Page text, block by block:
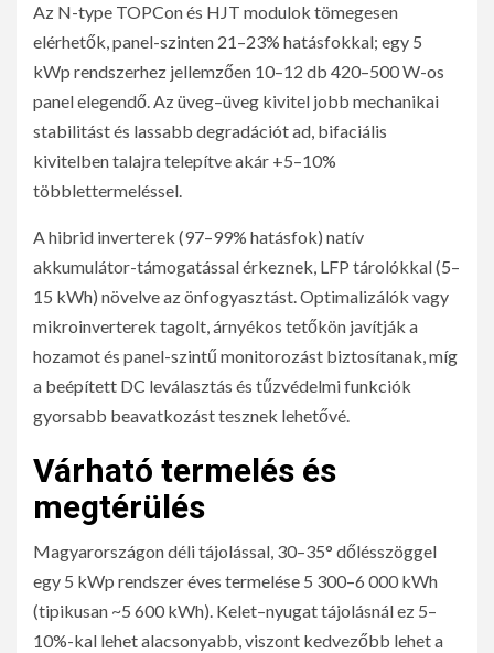
Az N-type TOPCon és HJT modulok tömegesen
elérhetők, panel-szinten 21–23% hatásfokkal; egy 5
kWp rendszerhez jellemzően 10–12 db 420–500 W-os
panel elegendő. Az üveg–üveg kivitel jobb mechanikai
stabilitást és lassabb degradációt ad, bifaciális
kivitelben talajra telepítve akár +5–10%
többlettermeléssel.
A hibrid inverterek (97–99% hatásfok) natív
akkumulátor-támogatással érkeznek, LFP tárolókkal (5–
15 kWh) növelve az önfogyasztást. Optimalizálók vagy
mikroinverterek tagolt, árnyékos tetőkön javítják a
hozamot és panel-szintű monitorozást biztosítanak, míg
a beépített DC leválasztás és tűzvédelmi funkciók
gyorsabb beavatkozást tesznek lehetővé.
Várható termelés és
megtérülés
Magyarországon déli tájolással, 30–35° dőlésszöggel
egy 5 kWp rendszer éves termelése 5 300–6 000 kWh
(tipikusan ~5 600 kWh). Kelet–nyugat tájolásnál ez 5–
10%-kal lehet alacsonyabb, viszont kedvezőbb lehet a